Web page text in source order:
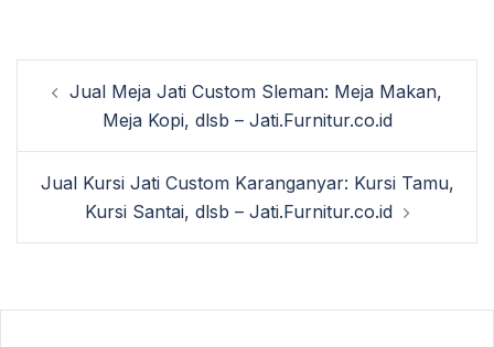
Post
navigation
Jual Meja Jati Custom Sleman: Meja Makan,
Meja Kopi, dlsb – Jati.Furnitur.co.id
Jual Kursi Jati Custom Karanganyar: Kursi Tamu,
Kursi Santai, dlsb – Jati.Furnitur.co.id